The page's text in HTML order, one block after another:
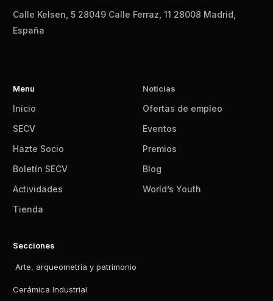
Calle Kelsen, 5 28049 Calle Ferraz, 11 28008 Madrid,
España
Menu
Inicio
SECV
Hazte Socio
Boletín SECV
Actividades
Tienda
Noticias
Ofertas de empleo
Eventos
Premios
Blog
World’s Youth
Secciones
Arte, arqueometría y patrimonio
Cerámica Industrial